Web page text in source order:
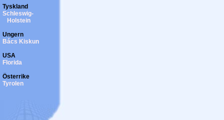
Tyskland
Schleswig-
Holstein
Ungern
Bács Kiskun
USA
Florida
Österrike
Tyrolen